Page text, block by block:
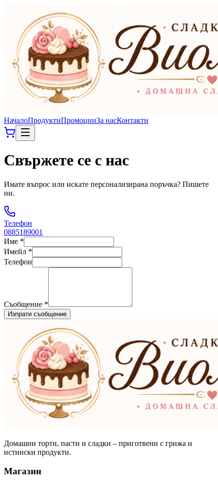
НачалоПродуктиПромоцииЗа насКонтакти
Свържете се с нас
Имате въпрос или искате персонализирана поръчка? Пишете
ни.
Телефон
0885189001
Име *
Имейл *
Телефон
Съобщение *
Изпрати съобщение
Домашни торти, пасти и сладки – приготвени с грижа и
истински продукти.
Магазин